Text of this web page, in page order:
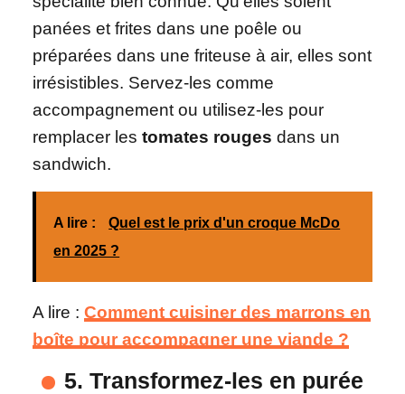
panées et frites dans une poêle ou
préparées dans une friteuse à air, elles sont
irrésistibles. Servez-les comme
accompagnement ou utilisez-les pour
remplacer les tomates rouges dans un
sandwich.
A lire :
Quel est le prix d'un croque McDo
en 2025 ?
A lire : Comment cuisiner des marrons en
boîte pour accompagner une viande ?
5. Transformez-les en purée